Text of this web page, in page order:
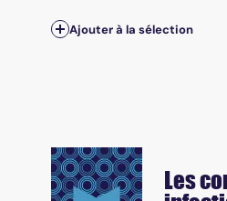
Ajouter à la sélection
Les